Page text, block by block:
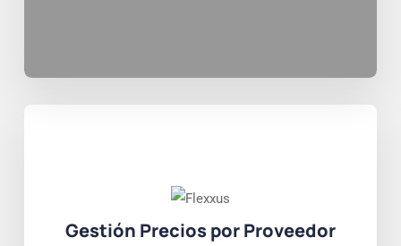
Gestión Precios por Proveedor